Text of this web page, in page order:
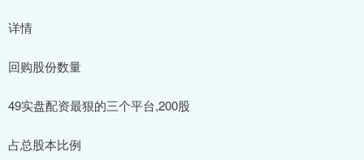
详情
回购股份数量
49实盘配资最狠的三个平台,200股
占总股本比例